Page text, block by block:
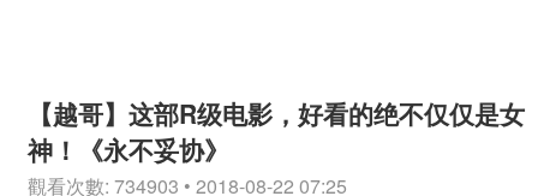
【越哥】这部R级电影，好看的绝不仅仅是女
神！《永不妥协》
觀看次數: 734903 • 2018-08-22 07:25